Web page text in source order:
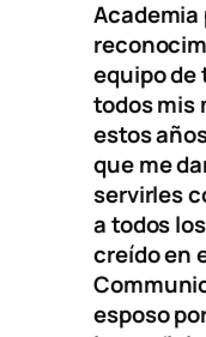
Academia
equipo de
todos mis
estos
que me
servirles
a todos
creído en
esposo